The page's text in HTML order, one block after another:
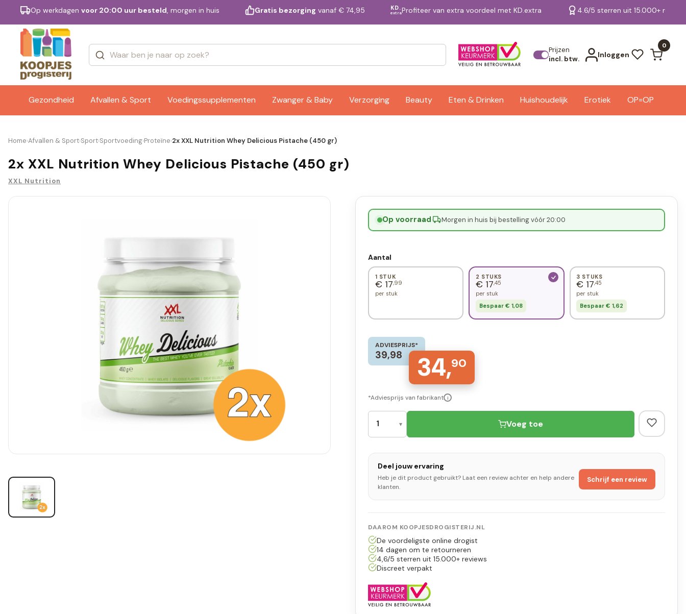
Op werkdagen voor 20:00 uur besteld, morgen in huis Gratis bezorging vanaf € 74,95 KD.
extraProfiteer van extra voordeel met KD.extra 4.6/5 sterren uit 15.000+
Prijzen
incl. btw.
Inloggen
0
Gezondheid Afvallen & Sport Voedingssupplementen Zwanger & Baby Verzorging Beauty Eten & Drinken Huishoudelijk Erotiek OP=OP
Merken Bekijk alle resultaten
Home›Afvallen & Sport›Sport›Sportvoeding›Proteïne›2x XXL Nutrition Whey Delicious Pistache (450 gr)
2x XXL Nutrition Whey Delicious Pistache (450 gr)
XXL Nutrition
Op voorraad· Morgen in huis bij bestelling vóór 20:00
Aantal
1 STUK
€ 17,99
per stuk
2 STUKS
€ 17,45
per stuk
Bespaar € 1,08
3 STUKS
€ 17,45
per stuk
Bespaar € 1,62
ADVIESPRIJS*
39,98 34,90
*Adviesprijs van fabrikant i
Voeg toe
Deel jouw ervaring
Heb je dit product gebruikt? Laat een review achter en help andere
klanten.
Schrijf een review
DAAROM KOOPJESDROGISTERIJ.NL
De voordeligste online drogist
14 dagen om te retourneren
4,6/5 sterren uit 15.000+ reviews
Discreet verpakt